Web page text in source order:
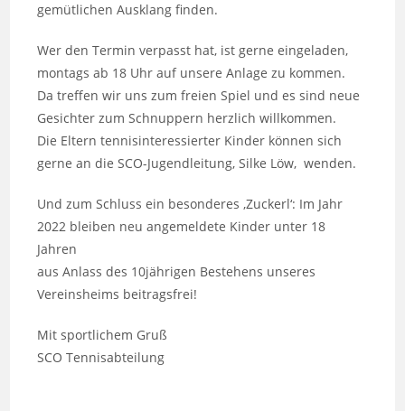
gemütlichen Ausklang finden.
Wer den Termin verpasst hat, ist gerne eingeladen,
montags ab 18 Uhr auf unsere Anlage zu kommen.
Da treffen wir uns zum freien Spiel und es sind neue
Gesichter zum Schnuppern herzlich willkommen.
Die Eltern tennisinteressierter Kinder können sich
gerne an die SCO-Jugendleitung, Silke Löw, wenden.
Und zum Schluss ein besonderes ‚Zuckerl‘: Im Jahr
2022 bleiben neu angemeldete Kinder unter 18
Jahren
aus Anlass des 10jährigen Bestehens unseres
Vereinsheims beitragsfrei!
Mit sportlichem Gruß
SCO Tennisabteilung